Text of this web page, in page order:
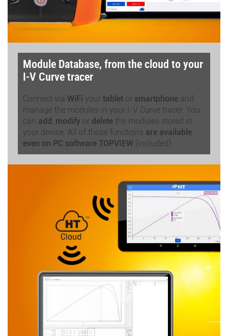
Module Database, from the cloud to your
I-V Curve tracer
Connect via WiFi your tablet or smartphone and
manage the modules in your I-V Curve tracer. You
can add , modify or delete the modules stored in
your device. All of those functions are available
even on PC software TOPVIEW (included).